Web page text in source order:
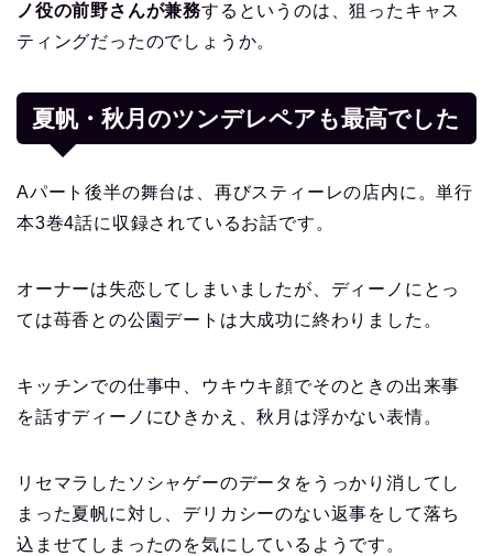
ノ役の前野さんが兼務するというのは、狙ったキャス
ティングだったのでしょうか。
夏帆・秋月のツンデレペアも最高でした
Aパート後半の舞台は、再びスティーレの店内に。単行
本3巻4話に収録されているお話です。
オーナーは失恋してしまいましたが、ディーノにとっ
ては苺香との公園デートは大成功に終わりました。
キッチンでの仕事中、ウキウキ顔でそのときの出来事
を話すディーノにひきかえ、秋月は浮かない表情。
リセマラしたソシャゲーのデータをうっかり消してし
まった夏帆に対し、デリカシーのない返事をして落ち
込ませてしまったのを気にしているようです。